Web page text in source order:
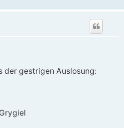
der gestrigen Auslosung: